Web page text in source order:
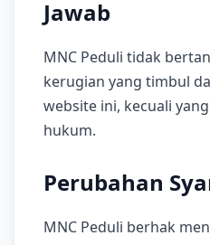
Jawab
MNC Peduli tidak
kerugian yang timbul
website ini, kecuali
hukum.
Perubahan
MNC Peduli berhak